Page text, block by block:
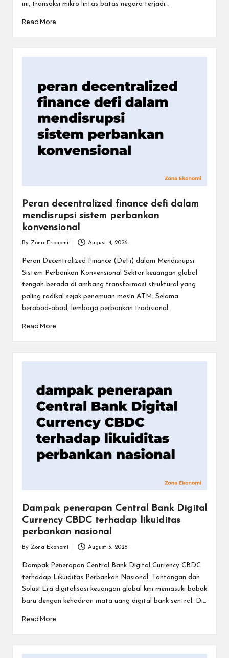
ini, transaksi mikro lintas batas negara terjadi…
Read More
Peran decentralized finance defi dalam
mendisrupsi sistem perbankan
konvensional
by
By Zona Ekonomi August 4, 2026
Peran Decentralized Finance (DeFi) dalam Mendisrupsi
Sistem Perbankan Konvensional Sektor keuangan global
tengah berada di ambang transformasi struktural yang
paling radikal sejak penemuan mesin ATM. Selama
berabad-abad, lembaga perbankan tradisional…
Read More
Dampak penerapan Central Bank Digital
Currency CBDC terhadap likuiditas
perbankan nasional
by
By Zona Ekonomi August 3, 2026
Dampak Penerapan Central Bank Digital Currency CBDC
terhadap Likuiditas Perbankan Nasional: Tantangan dan
Solusi Era digitalisasi keuangan global kini memasuki babak
baru dengan kehadiran mata uang digital bank sentral. Di…
Read More